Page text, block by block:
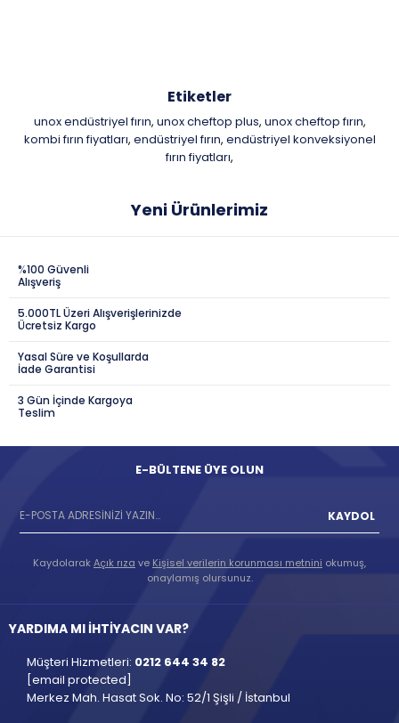
Etiketler
unox endüstriyel fırın, unox cheftop plus, unox cheftop fırın,
kombi fırın fiyatları, endüstriyel fırın, endüstriyel konveksiyonel
fırın fiyatları,
Yeni Ürünlerimiz
%100 Güvenli
Alışveriş
5.000TL Üzeri Alışverişlerinizde
Ücretsiz Kargo
Yasal Süre ve Koşullarda
İade Garantisi
3 Gün İçinde Kargoya
Teslim
E-BÜLTENE ÜYE OLUN
KAYDOL
KaydolarakAçık rıza ve Kişisel verilerin korunması metnini okumuş,
onaylamış olursunuz.
YARDIMA MI İHTİYACIN VAR?
Müşteri Hizmetleri: 0212 644 34 82
[email protected]
Merkez Mah. Hasat Sok. No: 52/1 Şişli / İstanbul